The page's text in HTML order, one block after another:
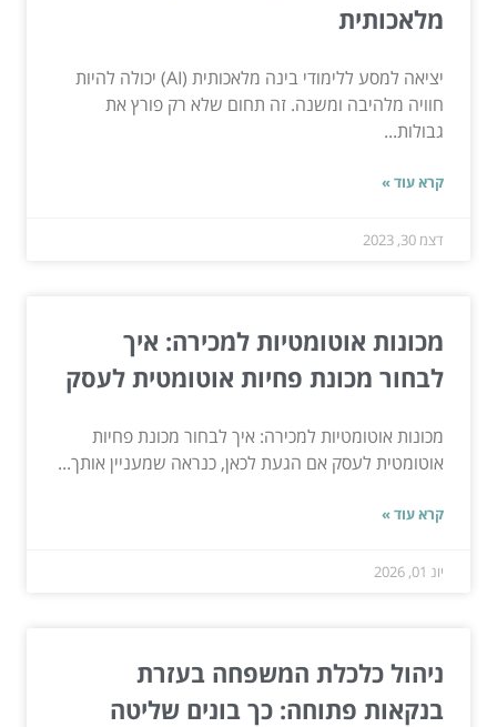
מלאכותית
יציאה למסע ללימודי בינה מלאכותית (AI) יכולה להיות
חוויה מלהיבה ומשנה. זה תחום שלא רק פורץ את
גבולות...
קרא עוד »
דצמ 30, 2023
מכונות אוטומטיות למכירה: איך
לבחור מכונת פחיות אוטומטית לעסק
מכונות אוטומטיות למכירה: איך לבחור מכונת פחיות
אוטומטית לעסק אם הגעת לכאן, כנראה שמעניין אותך...
קרא עוד »
יונ 01, 2026
ניהול כלכלת המשפחה בעזרת
בנקאות פתוחה: כך בונים שליטה